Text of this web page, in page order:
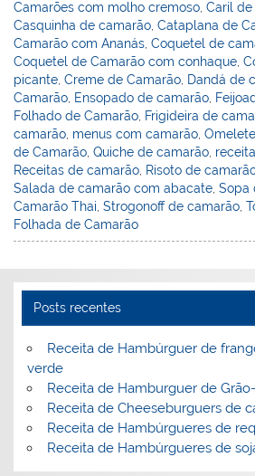
k
l
Camarões com molho cremoso ,Caril
Casquinha de camarão ,Cataplana de
Camarão com Ananás ,Coquetel de
Coquetel de Camarão com conhaque ,
picante ,Creme de Camarão Dandá de
Camarão Ensopado de camarão
Folhado de Camarão Frigideira de
camarão menus com camarão ,
de Camarão ,Quiche de camarão
Receitas de camarão Risoto de
Salada de camarão com abacate ,Sopa
Camarão Thai ,Strogonoff de camarão ,
Folhada de Camarão
Posts recentes
Receita de Hambúrguer de
verde
Receita de Hamburguer de
Receita de Cheeseburguers de
Receita de Hambúrgueres de
Receita de Hambúrgueres de